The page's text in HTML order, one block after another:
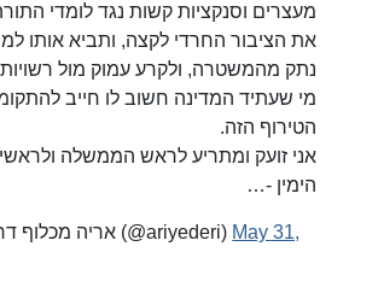
מעצרים וסנקציות קשות נגד לומדי
את הציבור החרדי לקצה, ותביא אותו
נתק מהמשטרה, ולקרע עמוק מול
מי שעתיד המדינה חשוב לו חייב
הטירוף הזה.
אני זועק ומתריע לראש הממשלה
הימין -…
&mdash; אריה מכלוף דרעי (@ariyederi) May 31,